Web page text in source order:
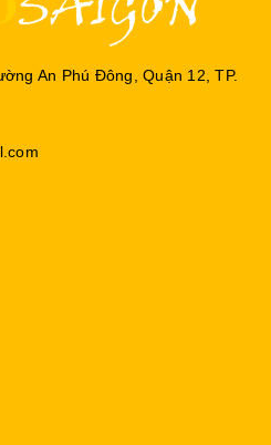
An Phú Đông, Quận 12, TP.